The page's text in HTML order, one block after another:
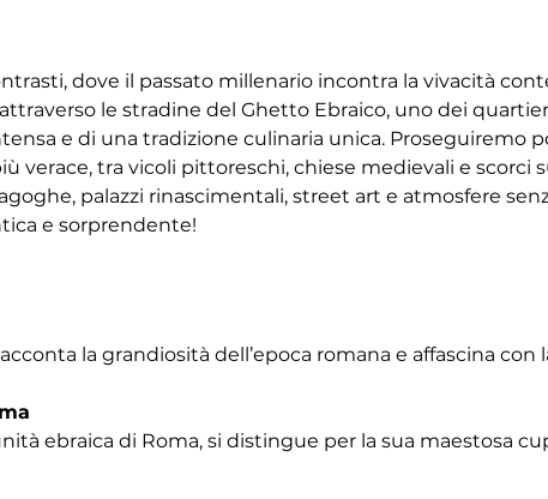
dove il passato millenario incontra la vivacità
le stradine del Ghetto Ebraico, uno dei
e di una tradizione culinaria unica. Proseguiremo
verace, tra vicoli pittoreschi, chiese medievali e scorci
palazzi rinascimentali, street art e atmosfere
e sorprendente!
la grandiosità dell’epoca romana e affascina con
ebraica di Roma, si distingue per la sua maestosa